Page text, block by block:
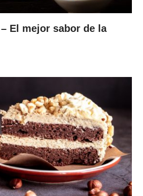
El mejor sabor de la